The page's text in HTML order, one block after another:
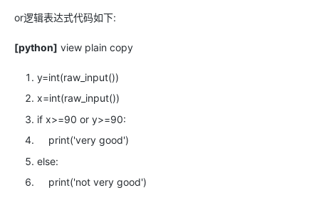
or逻辑表达式代码如下:
[python] view plain copy
y=int(raw_input())
x=int(raw_input())
if x>=90 or y>=90:
print('very good')
else:
print('not very good')